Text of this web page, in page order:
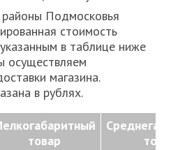
Подмосковья
стоимость
в таблице ниже
осуществляем
магазина.
в рублях.
товар